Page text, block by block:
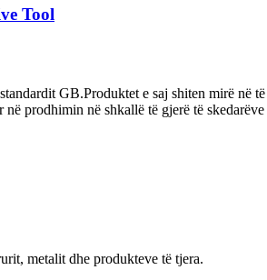
Tool
GB.Produktet e saj shiten mirë në
prodhimin në shkallë të gjerë të
metalit dhe produkteve të tjera.